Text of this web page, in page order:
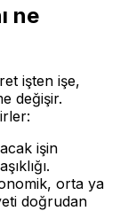
ne
işten işe,
değişir.
işin
orta ya
doğrudan